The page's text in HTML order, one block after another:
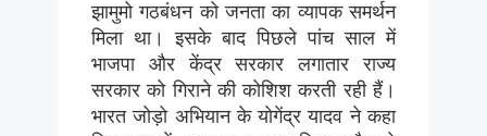
झामुमो गठबंधन को जनता का व्यापक समर्थन
मिला था। इसके बाद पिछले पांच साल में
भाजपा और केंद्र सरकार लगातार राज्य
सरकार को गिराने की कोशिश करती रही हैं।
भारत जोड़ो अभियान के योगेंद्र यादव ने कहा